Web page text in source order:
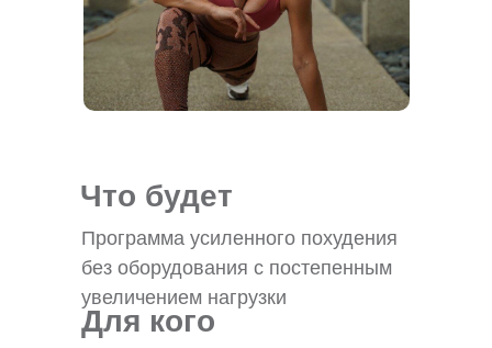
Что будет
Программа усиленного похудения
без оборудования с постепенным
увеличением нагрузки
Для кого